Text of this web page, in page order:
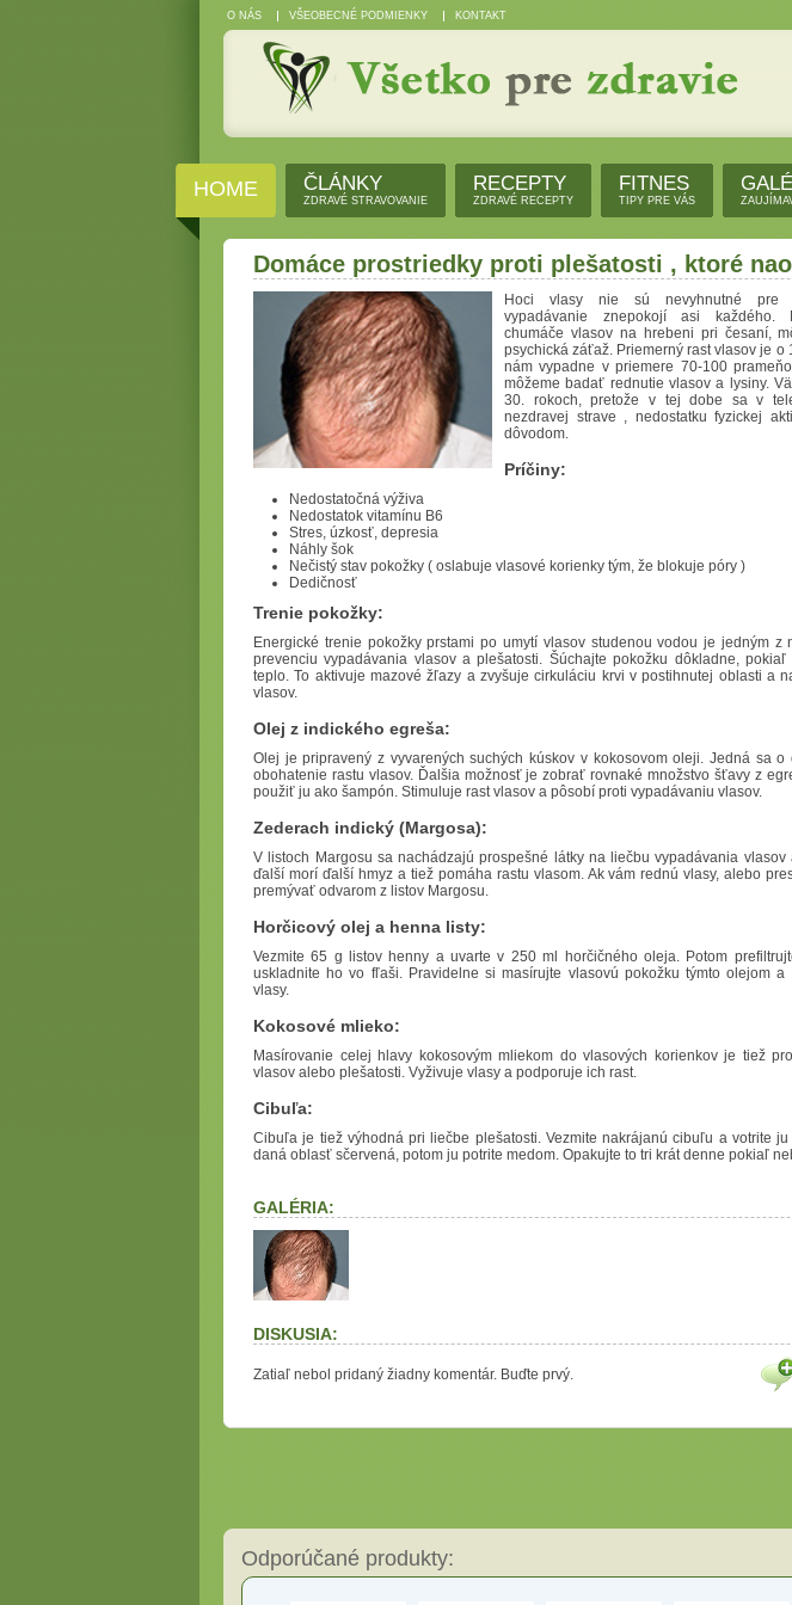
O NÁS VŠEOBECNÉ PODMIENKY KONTAKT
HOME ČLÁNKY
ZDRAVÉ STRAVOVANIE
RECEPTY
ZDRAVÉ RECEPTY
FITNES
TIPY PRE VÁS
Domáce prostriedky proti plešatosti , ktoré
Hoci vlasy nie sú nevyhnutné pre
vypadávanie znepokojí asi každého.
chumáče vlasov na hrebeni pri česaní,
psychická záťaž. Priemerný rast vlasov je o
nám vypadne v priemere 70-100
môžeme badať rednutie vlasov a lysiny.
30. rokoch, pretože v tej dobe sa v
nezdravej strave , nedostatku fyzickej
dôvodom.
Príčiny:
Nedostatočná výživa
Nedostatok vitamínu B6
Stres, úzkosť, depresia
Náhly šok
Nečistý stav pokožky ( oslabuje vlasové korienky tým, že blokuje póry )
Dedičnosť
Trenie pokožky:
Energické trenie pokožky prstami po umytí vlasov studenou vodou je jedným z
prevenciu vypadávania vlasov a plešatosti. Šúchajte pokožku dôkladne,
teplo. To aktivuje mazové žľazy a zvyšuje cirkuláciu krvi v postihnutej oblasti a
vlasov.
Olej z indického egreša:
Olej je pripravený z vyvarených suchých kúskov v kokosovom oleji. Jedná sa o
obohatenie rastu vlasov. Ďalšia možnosť je zobrať rovnaké množstvo šťavy z
použiť ju ako šampón. Stimuluje rast vlasov a pôsobí proti vypadávaniu vlasov.
Zederach indický (Margosa):
V listoch Margosu sa nachádzajú prospešné látky na liečbu vypadávania
ďalší morí ďalší hmyz a tiež pomáha rastu vlasom. Ak vám rednú vlasy, alebo
premývať odvarom z listov Margosu.
Horčicový olej a henna listy:
Vezmite 65 g listov henny a uvarte v 250 ml horčičného oleja. Potom
uskladnite ho vo fľaši. Pravidelne si masírujte vlasovú pokožku týmto olejom a
vlasy.
Kokosové mlieko:
Masírovanie celej hlavy kokosovým mliekom do vlasových korienkov je tiež
vlasov alebo plešatosti. Vyživuje vlasy a podporuje ich rast.
Cibuľa:
Cibuľa je tiež výhodná pri liečbe plešatosti. Vezmite nakrájanú cibuľu a votrite
daná oblasť sčervená, potom ju potrite medom. Opakujte to tri krát denne pokiaľ
GALÉRIA:
DISKUSIA:
Zatiaľ nebol pridaný žiadny komentár. Buďte prvý.
Odporúčané produkty: